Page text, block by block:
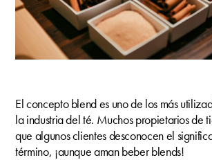
El concepto blend es uno de los más
la industria del té. Muchos propietarios de
que algunos clientes desconocen el
término, ¡aunque aman beber blends!